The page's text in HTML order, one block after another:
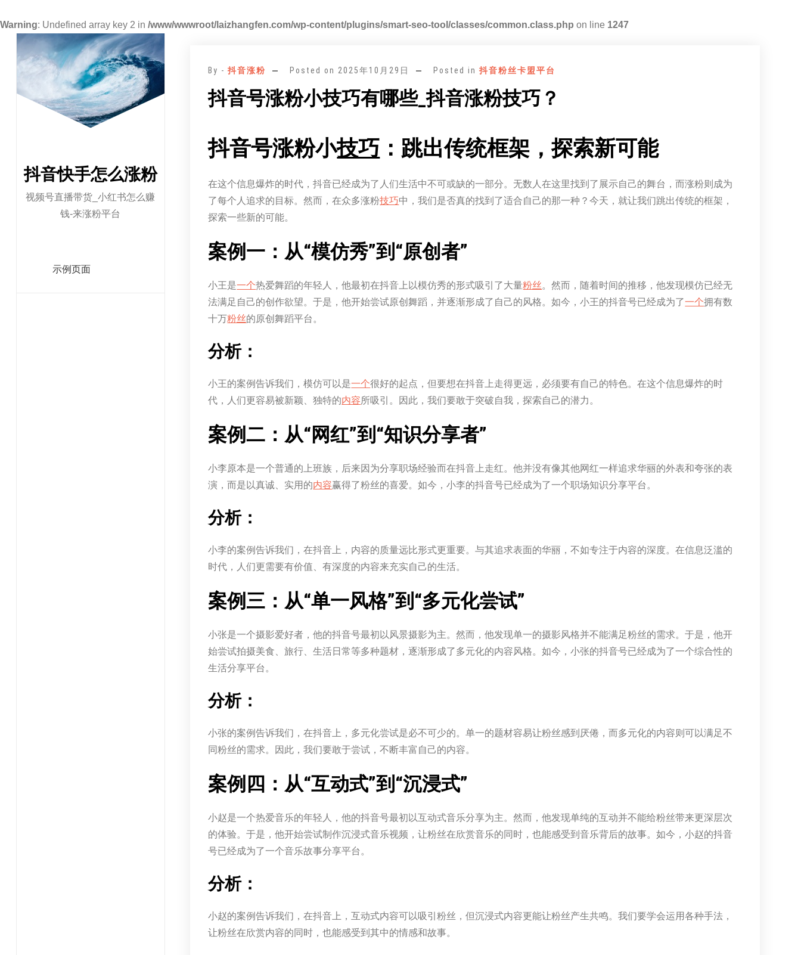
Warning: Undefined array key 2 in /www/wwwroot/laizhangfen.com/wp-content/plugins/smart-seo-tool/classes/common.class.php on line 1247
抖音快手怎么涨粉
视频号直播带货_小红书怎么赚
钱-来涨粉平台
示例页面
By -抖音涨粉 Posted on 2025年10月29日 Posted in抖音粉丝卡盟平台
抖音号涨粉小技巧有哪些_抖音涨粉技巧？
抖音号涨粉小技巧 ：跳出传统框架，探索新可能
在这个信息爆炸的时代，抖音已经成为了人们生活中不可或缺的一部分。无数人在这里找到了展示自己的舞台，而涨粉则成为
了每个人追求的目标。然而，在众多涨粉技巧中，我们是否真的找到了适合自己的那一种？今天，就让我们跳出传统的框架，
探索一些新的可能。
案例一：从“模仿秀”到“原创者”
小王是一个热爱舞蹈的年轻人，他最初在抖音上以模仿秀的形式吸引了大量粉丝。然而，随着时间的推移，他发现模仿已经无
法满足自己的创作欲望。于是，他开始尝试原创舞蹈，并逐渐形成了自己的风格。如今，小王的抖音号已经成为了一个拥有数
十万粉丝的原创舞蹈平台。
分析：
小王的案例告诉我们，模仿可以是一个很好的起点，但要想在抖音上走得更远，必须要有自己的特色。在这个信息爆炸的时
代，人们更容易被新颖、独特的内容所吸引。因此，我们要敢于突破自我，探索自己的潜力。
案例二：从“网红”到“知识分享者”
小李原本是一个普通的上班族，后来因为分享职场经验而在抖音上走红。他并没有像其他网红一样追求华丽的外表和夸张的表
演，而是以真诚、实用的内容赢得了粉丝的喜爱。如今，小李的抖音号已经成为了一个职场知识分享平台。
分析：
小李的案例告诉我们，在抖音上，内容的质量远比形式更重要。与其追求表面的华丽，不如专注于内容的深度。在信息泛滥的
时代，人们更需要有价值、有深度的内容来充实自己的生活。
案例三：从“单一风格”到“多元化尝试”
小张是一个摄影爱好者，他的抖音号最初以风景摄影为主。然而，他发现单一的摄影风格并不能满足粉丝的需求。于是，他开
始尝试拍摄美食、旅行、生活日常等多种题材，逐渐形成了多元化的内容风格。如今，小张的抖音号已经成为了一个综合性的
生活分享平台。
分析：
小张的案例告诉我们，在抖音上，多元化尝试是必不可少的。单一的题材容易让粉丝感到厌倦，而多元化的内容则可以满足不
同粉丝的需求。因此，我们要敢于尝试，不断丰富自己的内容。
案例四：从“互动式”到“沉浸式”
小赵是一个热爱音乐的年轻人，他的抖音号最初以互动式音乐分享为主。然而，他发现单纯的互动并不能给粉丝带来更深层次
的体验。于是，他开始尝试制作沉浸式音乐视频，让粉丝在欣赏音乐的同时，也能感受到音乐背后的故事。如今，小赵的抖音
号已经成为了一个音乐故事分享平台。
分析：
小赵的案例告诉我们，在抖音上，互动式内容可以吸引粉丝，但沉浸式内容更能让粉丝产生共鸣。我们要学会运用各种手法，
让粉丝在欣赏内容的同时，也能感受到其中的情感和故事。